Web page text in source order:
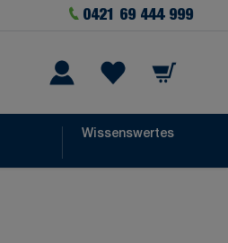
0421 69 444 999
Warenkorb
Wissenswertes